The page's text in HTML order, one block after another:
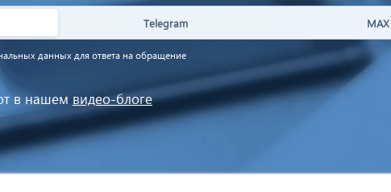
Telegram MAX
данных для ответа на обращение
в нашем видео-блоге